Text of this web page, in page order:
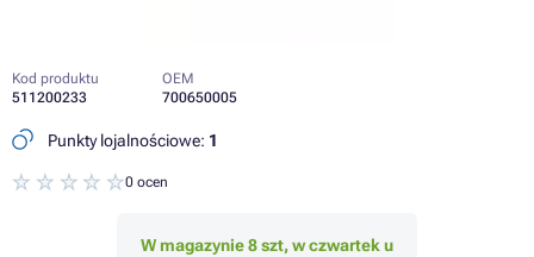
Kod produktu
511200233
OEM
700650005
Punkty lojalnościowe: 1
0 ocen
W magazynie 8 szt, w czwartek u